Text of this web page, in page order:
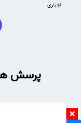
اجباری
پرسش ها